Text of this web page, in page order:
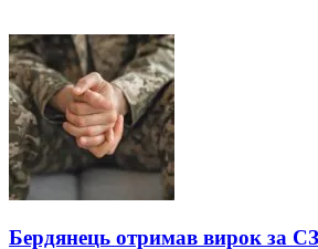
Бердянець отримав вирок за